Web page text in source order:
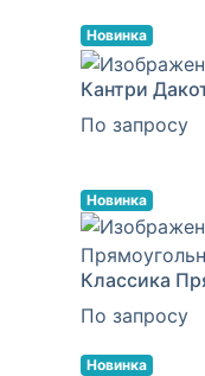
Новинка
Кантри
По запросу
Новинка
Классика
По запросу
Новинка